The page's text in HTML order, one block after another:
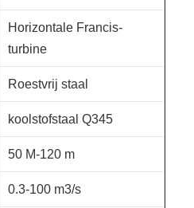
Horizontale Francis-
turbine
Roestvrij staal
koolstofstaal Q345
50 M-120 m
0.3-100 m3/s